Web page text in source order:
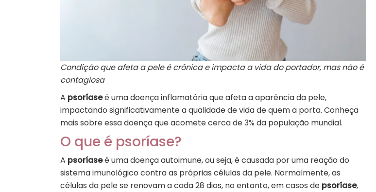
Condição que afeta a pele é crônica e impacta a vida do portador, mas não é
contagiosa
A psoríaseé uma doença inflamatória que afeta a aparência da pele,
impactando significativamente a qualidade de vida de quem a porta. Conheça
mais sobre essa doença que acomete cerca de 3% da população mundial.
O que é psoríase?
A psoríaseé uma doença autoimune, ou seja, é causada por uma reação do
sistema imunológico contra as próprias células da pele. Normalmente, as
células da pele se renovam a cada 28 dias, no entanto, em casos de psoríase,